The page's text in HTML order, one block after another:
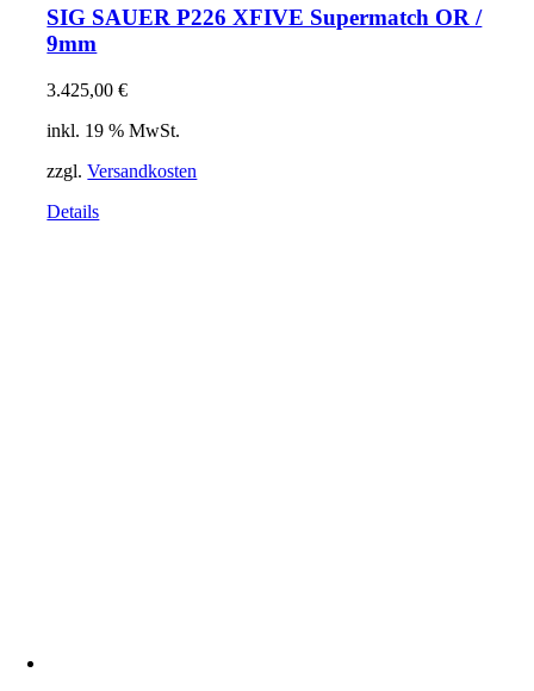
SIG SAUER P226 XFIVE Supermatch OR /
9mm
3.425,00€
inkl. 19 % MwSt.
zzgl.Versandkosten
Details